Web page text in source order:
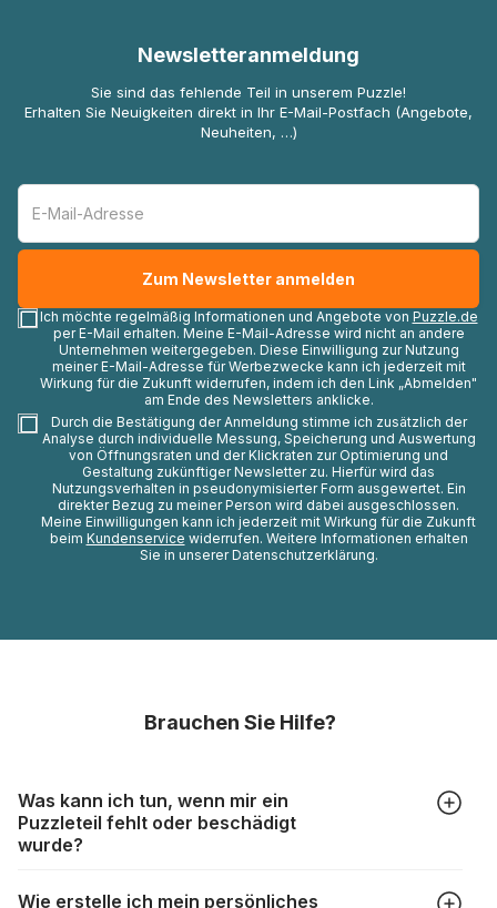
Newsletteranmeldung
Sie sind das fehlende Teil in unserem Puzzle!
Erhalten Sie Neuigkeiten direkt in Ihr E-Mail-Postfach (Angebote,
Neuheiten, …)
Ich möchte regelmäßig Informationen und Angebote von Puzzle.de
per E-Mail erhalten. Meine E-Mail-Adresse wird nicht an andere
Unternehmen weitergegeben. Diese Einwilligung zur Nutzung
meiner E-Mail-Adresse für Werbezwecke kann ich jederzeit mit
Wirkung für die Zukunft widerrufen, indem ich den Link „Abmelden"
am Ende des Newsletters anklicke.
Durch die Bestätigung der Anmeldung stimme ich zusätzlich der
Analyse durch individuelle Messung, Speicherung und Auswertung
von Öffnungsraten und der Klickraten zur Optimierung und
Gestaltung zukünftiger Newsletter zu. Hierfür wird das
Nutzungsverhalten in pseudonymisierter Form ausgewertet. Ein
direkter Bezug zu meiner Person wird dabei ausgeschlossen.
Meine Einwilligungen kann ich jederzeit mit Wirkung für die Zukunft
beim Kundenservice widerrufen. Weitere Informationen erhalten
Sie in unserer Datenschutzerklärung.
Brauchen Sie Hilfe?
Was kann ich tun, wenn mir ein
Puzzleteil fehlt oder beschädigt
wurde?
Wie erstelle ich mein persönliches